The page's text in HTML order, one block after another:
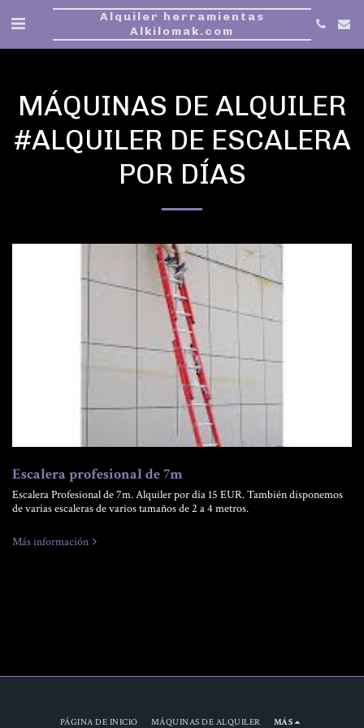
Alquiler herramientas
Alkilomak.com
MÁQUINAS DE ALQUILER
#ALQUILER DE ESCALERA
POR DÍAS
Escalera profesional de 7m
Escalera Profesional de 7m. Alquiler por día 15 EUR. También disponemos
de varias escaleras de varios tamaños de 2 a 4 metros.
Más información
PÁGINA DE INICIO MÁQUINAS DE ALQUILER MÁS